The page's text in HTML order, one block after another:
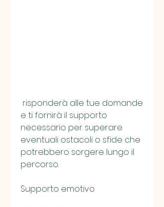
e ti fornirà il supporto
necessario per superare
eventuali ostacoli o sfide che
potrebbero sorgere lungo il
percorso.
Supporto emotivo